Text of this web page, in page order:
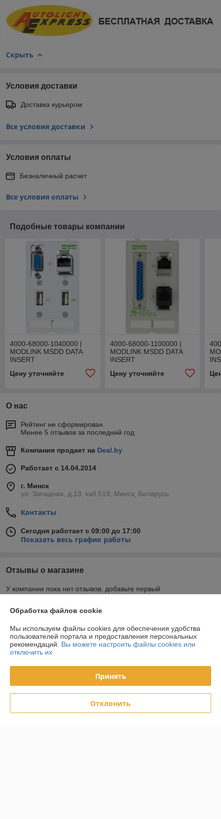
Скрыть
Условия доставки
Доставка курьером
Все условия доставки
Условия оплаты
Безналичный расчет
Все условия оплаты
Подобные товары компании
4000-68000-1040000 |
MODLINK MSDD DATA
INSERT
Цену уточняйте
4000-68000-1100000 |
MODLINK MSDD DATA
INSERT
Цену уточняйте
О нас
Рейтинг не сформирован
Менее 5 отзывов за последний год
Компания продает на Deal.by
Работает с 14.04.2014
г. Минск
ул. Западная, д.13, каб.519, Минск, Беларусь
Контакты
Сегодня работает с 09:00 до 17:00
Показать весь график работы
Отзывы о магазине
У компании пока нет отзывов, добавьте первый
Контакты
График работы
Полная версия сайта
Обработка файлов cookie
Мы используем файлы cookies для обеспечения удобства
пользователей портала и предоставления персональных
рекомендаций. Вы можете настроить файлы cookies или
отключить их.
Принять
Отклонить